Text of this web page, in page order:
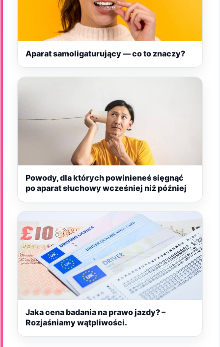
Aparat samoligaturujący — co to znaczy?
Powody, dla których powinieneś sięgnąć
po aparat słuchowy wcześniej niż później
Jaka cena badania na prawo jazdy? –
Rozjaśniamy wątpliwości.